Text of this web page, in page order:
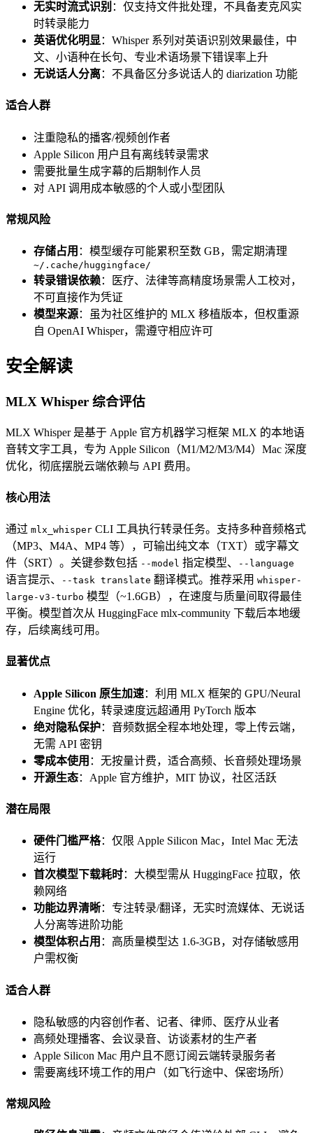
无实时流式识别 ：仅支持文件批处理，不具备麦克风实
时转录能力
英语优化明显 ：Whisper 系列对英语识别效果最佳，中
文、小语种在长句、专业术语场景下错误率上升
无说话人分离：不具备区分多说话人的 diarization 功能
适合人群
注重隐私的播客/视频创作者
Apple Silicon 用户且有离线转录需求
需要批量生成字幕的后期制作人员
对 API 调用成本敏感的个人或小型团队
常规风险
存储占用 ：模型缓存可能累积至数 GB，需定期清理
~/.cache/huggingface/
转录错误依赖：医疗、法律等高精度场景需人工校对，
不可直接作为凭证
模型来源：虽为社区维护的 MLX 移植版本，但权重源
自 OpenAI Whisper，需遵守相应许可
安全解读
MLX Whisper 综合评估
MLX Whisper 是基于 Apple 官方机器学习框架 MLX 的本地语
音转文字工具，专为 Apple Silicon（M1/M2/M3/M4）Mac 深度
优化，彻底摆脱云端依赖与 API 费用。
核心用法
通过 mlx_whisper CLI 工具执行转录任务。支持多种音频格式
（MP3、M4A、MP4 等），可输出纯文本（TXT）或字幕文
件（SRT）。关键参数包括 --model 指定模型、 --language
语言提示、 --task translate 翻译模式。推荐采用 whisper-
large-v3-turbo 模型（~1.6GB），在速度与质量间取得最佳
平衡。模型首次从 HuggingFace mlx-community 下载后本地缓
存，后续离线可用。
显著优点
Apple Silicon 原生加速：利用 MLX 框架的 GPU/Neural
Engine 优化，转录速度远超通用 PyTorch 版本
绝对隐私保护：音频数据全程本地处理，零上传云端，
无需 API 密钥
零成本使用 ：无按量计费，适合高频、长音频处理场景
开源生态：Apple 官方维护，MIT 协议，社区活跃
潜在局限
硬件门槛严格：仅限 Apple Silicon Mac，Intel Mac 无法
运行
首次模型下载耗时：大模型需从 HuggingFace 拉取，依
赖网络
功能边界清晰：专注转录/翻译，无实时流媒体、无说话
人分离等进阶功能
模型体积占用 ：高质量模型达 1.6-3GB，对存储敏感用
户需权衡
适合人群
隐私敏感的内容创作者、记者、律师、医疗从业者
高频处理播客、会议录音、访谈素材的生产者
Apple Silicon Mac 用户且不愿订阅云端转录服务者
需要离线环境工作的用户（如飞行途中、保密场所）
常规风险